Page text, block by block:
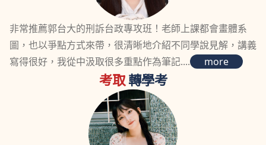
非常推薦郭台大的刑訴台政專攻班！老師上課都會畫體系
圖，也以爭點方式來帶，很清晰地介紹不同學說見解，講義
寫得很好，我從中汲取很多重點作為筆記....
more
考取轉學考